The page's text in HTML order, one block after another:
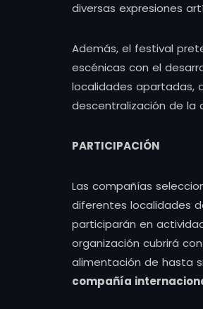
diversas expresiones
Además, el festival
escénicas con el
localidades apartadas,
descentralización de la
PARTICIPACIÓN
Las compañías
diferentes localidades
participarán en
organización cubrirá
alimentación de hasta
compañía